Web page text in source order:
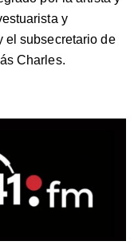
y
el subsecretario de
Charles.